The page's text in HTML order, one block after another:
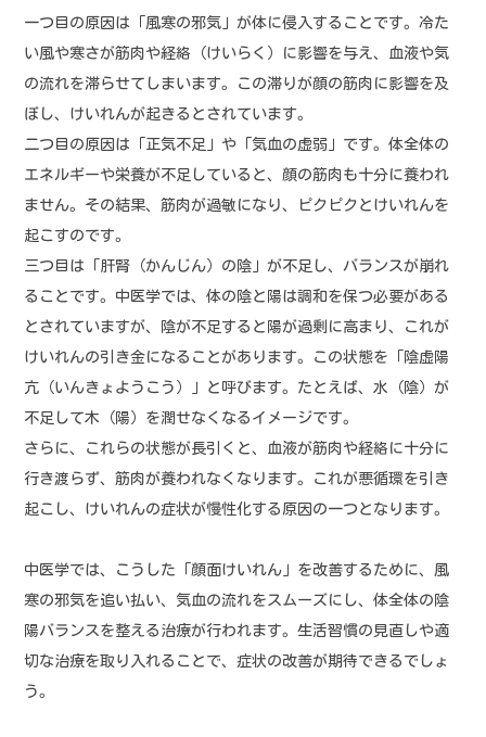
一つ目の原因は「風寒の邪気」が体に侵入することです。冷た
い風や寒さが筋肉や経絡（けいらく）に影響を与え、血液や気
の流れを滞らせてしまいます。この滞りが顔の筋肉に影響を及
ぼし、けいれんが起きるとされています。
二つ目の原因は「正気不足」や「気血の虚弱」です。体全体の
エネルギーや栄養が不足していると、顔の筋肉も十分に養われ
ません。その結果、筋肉が過敏になり、ピクピクとけいれんを
起こすのです。
三つ目は「肝腎（かんじん）の陰」が不足し、バランスが崩れ
ることです。中医学では、体の陰と陽は調和を保つ必要がある
とされていますが、陰が不足すると陽が過剰に高まり、これが
けいれんの引き金になることがあります。この状態を「陰虚陽
亢（いんきょようこう）」と呼びます。たとえば、水（陰）が
不足して木（陽）を潤せなくなるイメージです。
さらに、これらの状態が長引くと、血液が筋肉や経絡に十分に
行き渡らず、筋肉が養われなくなります。これが悪循環を引き
起こし、けいれんの症状が慢性化する原因の一つとなります。
中医学では、こうした「顔面けいれん」を改善するために、風
寒の邪気を追い払い、気血の流れをスムーズにし、体全体の陰
陽バランスを整える治療が行われます。生活習慣の見直しや適
切な治療を取り入れることで、症状の改善が期待できるでしょ
う。